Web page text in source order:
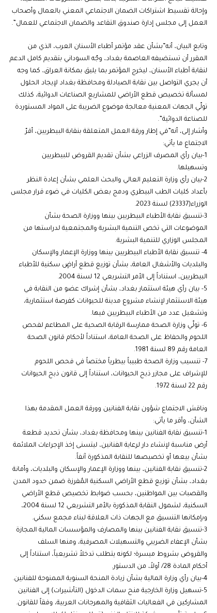
وإحالة تقسيط اشتراكات الضمان الاجتماعي المعني بالعمال وأصحاب
العمل إلى مجلس إدارة صندوق التقاعد والضمان الاجتماعي للعمال”.
وتابع البيان، أنه”بشأن عقد مؤتمر أطباء الأسنان العرب، الذي من
المقرر أن تستضيفه العاصمة بغداد، وجّه السوداني بتقديم كامل الدعم
لنقابة أطباء الأسنان، ليخرج المؤتمر بما يليق بمكانة العراق، كما وجه
أن يجري التواصل بين نقابة الصيادلة ومحافظة بغداد لإيجاد الحلول
لمسألة تخصيص قطع الأراضي للمشاريع الصناعات الدوائية، كذلك
تولّي الجهات المعنية معالجة موضوع الضريبة على المواد المستوردة
للصناعة الدوائية”.
وأشار إلى، أنه”في إطار ورقة العمل المتعلقة بنقابة البيطريين، أقرّ
الاجتماع ما يأتي:
1-بيان رأي المصرف الزراعي بشأن تقديم القروض للبيطريين
وتسهيلها.
2-بيان رأي وزارة التعليم العالي والبحث العلمي بشأن إعادة النظر
بأعداد كليات الطب البيطري ودمج بعض الكليات في ضوء قرار مجلس
الوزراء(23337) لسنة 2023.
3-تنسيق نقابة الأطباء البيطريين بينها ووزارة الصحة بشأن
الموضوعات التي تخص التنمية البشرية والمجتمعية لدراستها من
المجلس الوزاري للتنمية البشرية.
4- تنسيق نقابة الأطباء البيطريين بينها ووزارة الإعمار والإسكان
والبلديات والأشغال العامة، بشأن توزيع قطع أراضٍ سكنية للأطباء
البيطريين، استناداً إلى الأمر التشريعي 12 لسنة 2004.
5- بيان رأي هيئة استثمار بغداد، بشأن إشراك عضو من النقابة في
هيئة الاستثمار لإنشاء مشروع مدينة للحيوانات كفرصة استثمارية،
وتشغيل عدد من الأطباء البيطريين فيها.
6- تولّي وزارة الصحة ممارسة الرقابة الصحية على المطاعم لفحص
اللحوم والحفاظ على الصحة العامة، استناداً لأحكام قانون الصحة
العامة رقم 89 لسنة 1981.
7- تنسيب وزارة الصحة طبيباً بيطرياً مختصاً في فحص اللحوم
للإشراف على مجازر ذبح الحيوانات، استناداً إلى قانون ذبح الحيوانات
رقم 22 لسنة 1972.
وناقش الاجتماع شؤون نقابة الفنانين وورقة العمل المقدمة بهذا
الشأن، وأقر ما يأتي:
1-تنسيق نقابة الفنانين بينها ومحافظة بغداد، بشأن تحديد قطعة
أرض مناسبة لإنشاء دار لرعاية الفنانين، ليتسنى إخذ الإجراءات الملائمة
بشأن بيعها أو تخصيصها للنقابة المذكورة آنفاً.
2-تنسيق نقابة الفنانين، بينها ووزارة الإعمار والإسكان والبلديات، وأمانة
بغداد، بشأن توزيع قطع الأراضي السكنية المُفرزة ضمن حدود المدن
والقصبات بين المواطنين، بحسب ضوابط تخصيص قطع الأراضي
السكنية، لشمول النقابة المذكورة بالأمر التشريعي 12 لسنة 2004،
وبإمكانها التنسيق مع الجهات ذات العلاقة لبناء مجمع سكني.
3-تنسيق نقابة الفنانين بينها والمصارف والمؤسسات المالية المجازة
بشأن الإعفاء الضريبي والتسهيلات المصرفية، ومنها السلف
والقروض بشروط ميسرة؛ لكونه يتطلب تدخلاً تشريعياً، استناداً إلى
أحكام المادة 28/ أولاً، من الدستور.
4-بيان رأي وزارة المالية بشأن زيادة المنحة السنوية الممنوحة للفنانين.
5-تسهيل وزارة الخارجية منح سمات الدخول (التأشيرات) إلى الفنانين
المشاركين في الفعاليات الثقافية والمهرجانات العربية، وفقاً للقانون.